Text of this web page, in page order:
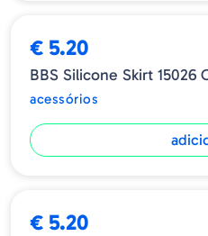
€ 5.20
BBS Silicone Skirt 15026
acessórios
€ 5.20